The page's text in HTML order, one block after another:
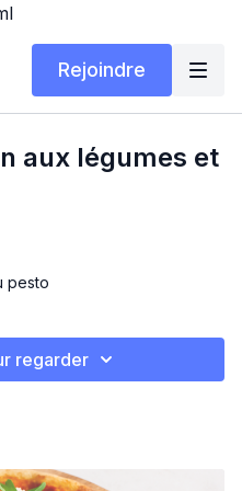
Rejoindre
aux légumes et
pesto
au goût
regarder